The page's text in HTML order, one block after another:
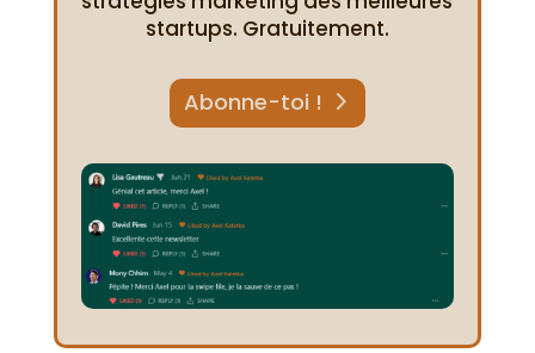
startups. Gratuitement.
Abonne-toi !